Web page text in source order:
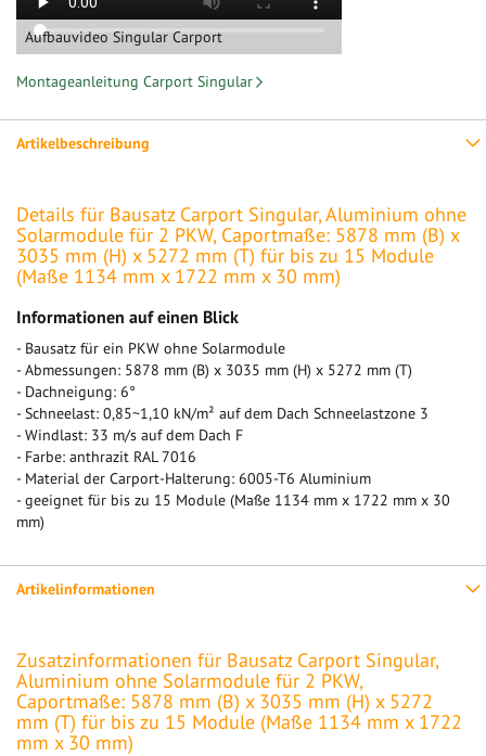
Artikelbeschreibung
Details für Bausatz Carport Singular, Aluminium ohne
Solarmodule für 2 PKW, Caportmaße: 5878 mm (B) x
3035 mm (H) x 5272 mm (T) für bis zu 15 Module
(Maße 1134 mm x 1722 mm x 30 mm)
Informationen auf einen Blick
- Bausatz für ein PKW ohne Solarmodule
- Abmessungen: 5878 mm (B) x 3035 mm (H) x 5272 mm (T)
- Dachneigung: 6°
- Schneelast: 0,85~1,10 kN/m² auf dem Dach Schneelastzone 3
- Windlast: 33 m/s auf dem Dach F
- Farbe: anthrazit RAL 7016
- Material der Carport-Halterung: 6005-T6 Aluminium
- geeignet für bis zu 15 Module (Maße 1134 mm x 1722 mm x 30
mm)
Artikelinformationen
Zusatzinformationen für Bausatz Carport Singular,
Aluminium ohne Solarmodule für 2 PKW,
Caportmaße: 5878 mm (B) x 3035 mm (H) x 5272
mm (T) für bis zu 15 Module (Maße 1134 mm x 1722
mm x 30 mm)
Aufbauvideo Singular Carport
Montageanleitung Carport Singular